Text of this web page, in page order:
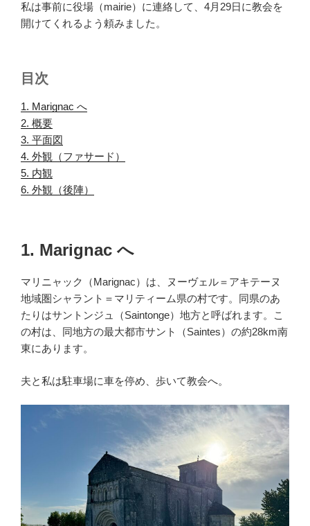
私は事前に役場（mairie）に連絡して、4月29日に教会を
開けてくれるよう頼みました。
目次
1. Marignac へ
2. 概要
3. 平面図
4. 外観（ファサード）
5. 内観
6. 外観（後陣）
1. Marignac へ
マリニャック（Marignac）は、ヌーヴェル＝アキテーヌ
地域圏シャラント＝マリティーム県の村です。同県のあ
たりはサントンジュ（Saintonge）地方と呼ばれます。こ
の村は、同地方の最大都市サント（Saintes）の約28km南
東にあります。
夫と私は駐車場に車を停め、歩いて教会へ。